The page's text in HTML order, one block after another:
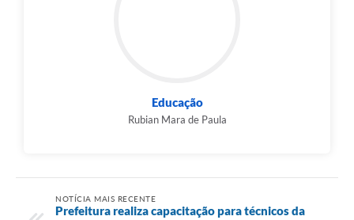
Educação
Rubian Mara de Paula
NOTÍCIA MAIS RECENTE
Prefeitura realiza capacitação para técnicos da